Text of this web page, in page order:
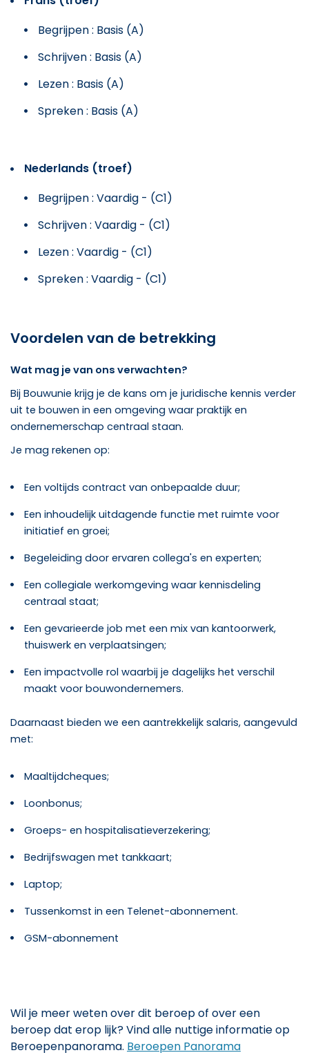
Begrijpen : Basis (A)
Schrijven : Basis (A)
Lezen : Basis (A)
Spreken : Basis (A)
Nederlands (troef)
Begrijpen : Vaardig - (C1)
Schrijven : Vaardig - (C1)
Lezen : Vaardig - (C1)
Spreken : Vaardig - (C1)
Voordelen van de betrekking
Wat mag je van ons verwachten?
Bij Bouwunie krijg je de kans om je juridische kennis verder
uit te bouwen in een omgeving waar praktijk en
ondernemerschap centraal staan.
Je mag rekenen op:
Een voltijds contract van onbepaalde duur;
Een inhoudelijk uitdagende functie met ruimte voor
initiatief en groei;
Begeleiding door ervaren collega's en experten;
Een collegiale werkomgeving waar kennisdeling
centraal staat;
Een gevarieerde job met een mix van kantoorwerk,
thuiswerk en verplaatsingen;
Een impactvolle rol waarbij je dagelijks het verschil
maakt voor bouwondernemers.
Daarnaast bieden we een aantrekkelijk salaris, aangevuld
met:
Maaltijdcheques;
Loonbonus;
Groeps- en hospitalisatieverzekering;
Bedrijfswagen met tankkaart;
Laptop;
Tussenkomst in een Telenet-abonnement.
GSM-abonnement
Wil je meer weten over dit beroep of over een
beroep dat erop lijk? Vind alle nuttige informatie op
Beroepenpanorama. Beroepen Panorama